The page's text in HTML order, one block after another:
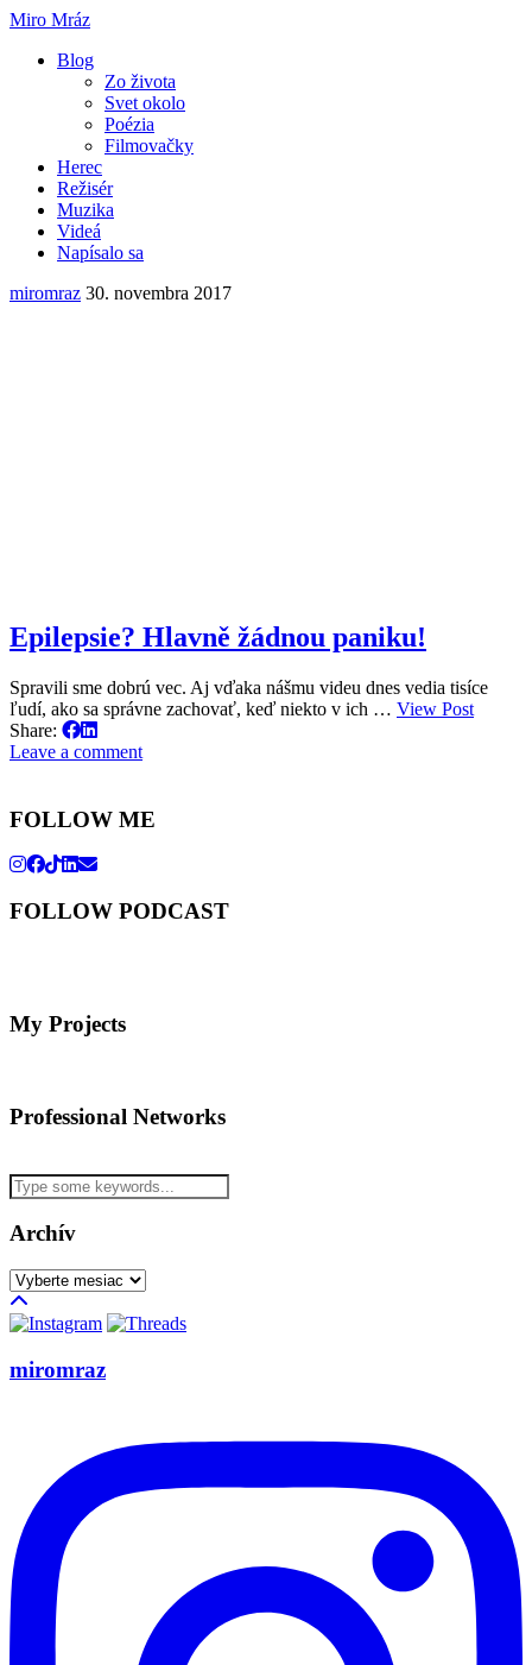
Miro Mráz
Blog
Zo života
Svet okolo
Poézia
Filmovačky
Herec
Režisér
Muzika
Videá
Napísalo sa
miromraz 30. novembra 2017
Epilepsie? Hlavně žádnou paniku!
Spravili sme dobrú vec. Aj vďaka nášmu videu dnes vedia tisíce
ľudí, ako sa správne zachovať, keď niekto v ich … View Post
Share:
Leave a comment
FOLLOW ME
FOLLOW PODCAST
My Projects
Professional Networks
Archív
Archív
miromraz